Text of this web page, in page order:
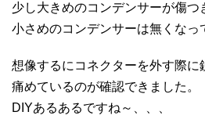
少し大きめのコンデンサーが傷つ
小さめのコンデンサーは無くなっ
想像するにコネクターを外す際に
痛めているのが確認できました。
DIYあるあるですね～、、、